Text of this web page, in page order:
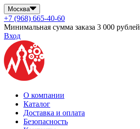
Москва
+7 (968) 665-40-60
Минимальная сумма заказа 3 000 рублей
Вход
О компании
Каталог
Доставка и оплата
Безопасность